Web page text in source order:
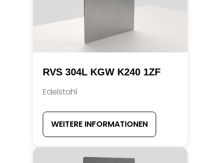
RVS 304L KGW K240 1ZF
Edelstahl
WEITERE INFORMATIONEN